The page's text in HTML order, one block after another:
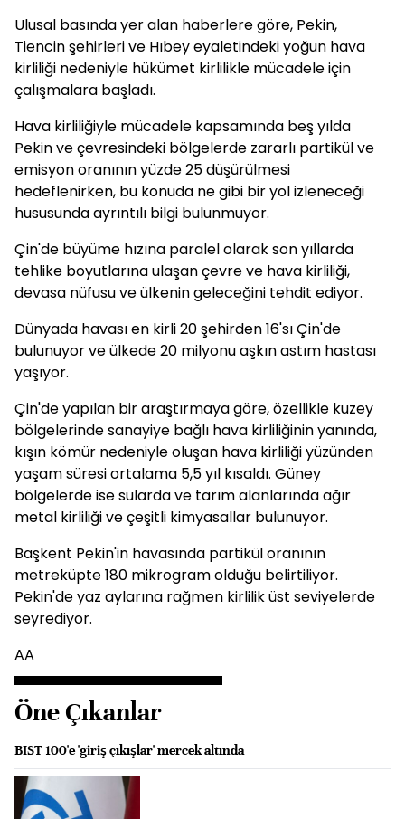
Ulusal basında yer alan haberlere göre, Pekin,
Tiencin şehirleri ve Hıbey eyaletindeki yoğun hava
kirliliği nedeniyle hükümet kirlilikle mücadele için
çalışmalara başladı.
Hava kirliliğiyle mücadele kapsamında beş yılda
Pekin ve çevresindeki bölgelerde zararlı partikül ve
emisyon oranının yüzde 25 düşürülmesi
hedeflenirken, bu konuda ne gibi bir yol izleneceği
hususunda ayrıntılı bilgi bulunmuyor.
Çin'de büyüme hızına paralel olarak son yıllarda
tehlike boyutlarına ulaşan çevre ve hava kirliliği,
devasa nüfusu ve ülkenin geleceğini tehdit ediyor.
Dünyada havası en kirli 20 şehirden 16'sı Çin'de
bulunuyor ve ülkede 20 milyonu aşkın astım hastası
yaşıyor.
Çin'de yapılan bir araştırmaya göre, özellikle kuzey
bölgelerinde sanayiye bağlı hava kirliliğinin yanında,
kışın kömür nedeniyle oluşan hava kirliliği yüzünden
yaşam süresi ortalama 5,5 yıl kısaldı. Güney
bölgelerde ise sularda ve tarım alanlarında ağır
metal kirliliği ve çeşitli kimyasallar bulunuyor.
Başkent Pekin'in havasında partikül oranının
metreküpte 180 mikrogram olduğu belirtiliyor.
Pekin'de yaz aylarına rağmen kirlilik üst seviyelerde
seyrediyor.
AA
Öne Çıkanlar
BIST 100'e 'giriş çıkışlar' mercek altında